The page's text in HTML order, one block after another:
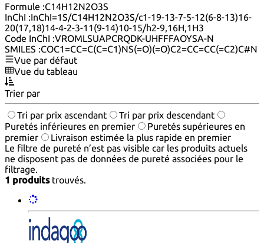
Formule :C14H12N2O3S
InChI :InChI=1S/C14H12N2O3S/c1-19-13-7-5-12(6-8-13)16-
20(17,18)14-4-2-3-11(9-14)10-15/h2-9,16H,1H3
Code InChI :VROMLSUAPCRQDK-UHFFFAOYSA-N
SMILES :COC1=CC=C(C=C1)NS(=O)(=O)C2=CC=CC(=C2)C#N
Vue par défaut
Vue du tableau
Trier par
Tri par prix ascendant
Tri par prix descendant
Puretés inférieures en premier
Puretés supérieures en
premier
Livraison estimée la plus rapide en premier
Le filtre de pureté n’est pas visible car les produits actuels
ne disposent pas de données de pureté associées pour le
filtrage.
1 produitstrouvés.